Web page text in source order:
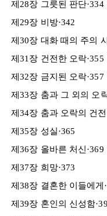
제28장 그릇된 판단·334
제29장 비방·342
제30장 대화 때의 주의
제31장 건전한 오락·355
제32장 금지된 오락·357
제33장 춤과 그 외의 오
제34장 춤과 오락의 건
제35장 성실·365
제36장 올바른 처신·369
제37장 희망·373
제38장 결혼한 이들에게
제39장 혼인의 신성함